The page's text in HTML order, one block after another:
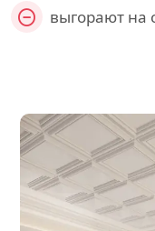
выгорают на